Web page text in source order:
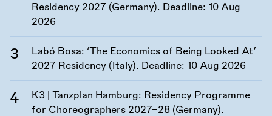
Residency 2027 (Germany). Deadline: 10 Aug
2026
Labó Bosa: ‘The Economics of Being Looked At’
2027 Residency (Italy). Deadline: 10 Aug 2026
K3 | Tanzplan Hamburg: Residency Programme
for Choreographers 2027–28 (Germany).